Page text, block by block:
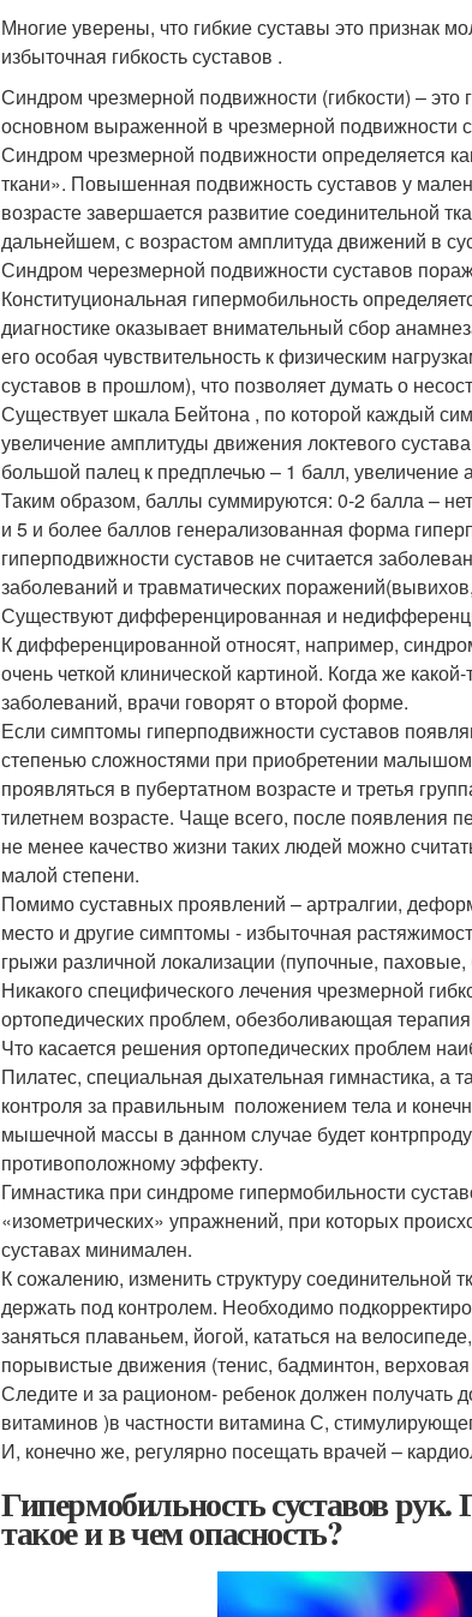
Многие уверены, что гибкие суставы это признак
избыточная гибкость суставов .
Синдром чрезмерной подвижности (гибкости) –
основном выраженной в чрезмерной подвижности
Синдром чрезмерной подвижности определяется
ткани». Повышенная подвижность суставов у
возрасте завершается развитие соединительной
дальнейшем, с возрастом амплитуда движений в
Синдром черезмерной подвижности суставов
Конституциональная гипермобильность
диагностике оказывает внимательный сбор
его особая чувствительность к физическим
суставов в прошлом), что позволяет думать о
Существует шкала Бейтона , по которой каждый
увеличение амплитуды движения локтевого
большой палец к предплечью – 1 балл, увеличение
Таким образом, баллы суммируются: 0-2 балла –
и 5 и более баллов генерализованная форма
гиперподвижности суставов не считается
заболеваний и травматических
Существуют дифференцированная и
К дифференцированной относят, например,
очень четкой клинической картиной. Когда же
заболеваний, врачи говорят о второй форме.
Если симптомы гиперподвижности суставов
степенью сложностями при приобретении
проявляться в пубертатном возрасте и третья
тилетнем возрасте. Чаще всего, после появления
не менее качество жизни таких людей можно
малой степени.
Помимо суставных проявлений – артралгии,
место и другие симптомы - избыточная
грыжи различной локализации (пупочные,
Никакого специфического лечения чрезмерной
ортопедических проблем, обезболивающая терапия
Что касается решения ортопедических проблем
Пилатес, специальная дыхательная гимнастика, а
контроля за правильным положением тела и
мышечной массы в данном случае будет
противоположному эффекту.
Гимнастика при синдроме гипермобильности
«изометрических» упражнений, при которых
суставах минимален.
К сожалению, изменить структуру
держать под контролем. Необходимо
заняться плаваньем, йогой, кататься на
порывистые движения (тенис, бадминтон, верховая
Следите и за рационом- ребенок должен получать
витаминов )в частности витамина С,
И, конечно же, регулярно посещать врачей –
Гипермобильность суставов рук.
такое и в чем опасность?